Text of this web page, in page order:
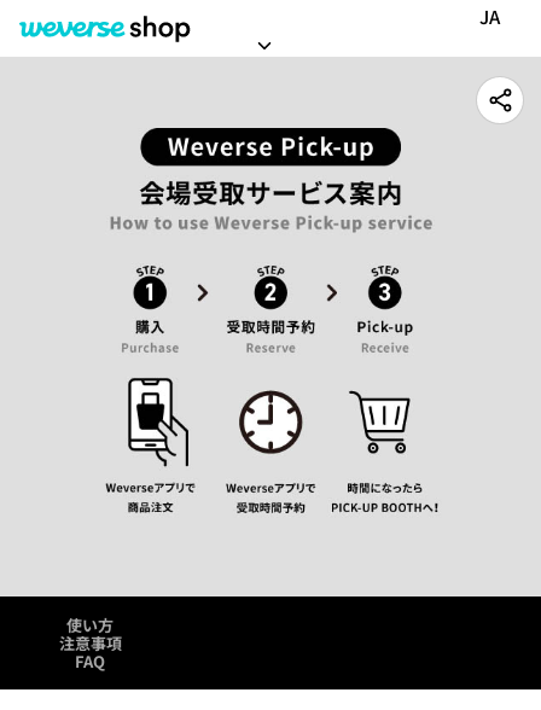
JA
使い方
注意事項
FAQ
【ご案内】Weverse Pick-up(会場受取)サービス案内